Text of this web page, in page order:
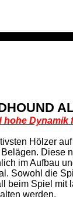
hohe Dynamik
Hölzer
Diese
im Aufbau
Sowohl die
beim Spiel mit
werden.